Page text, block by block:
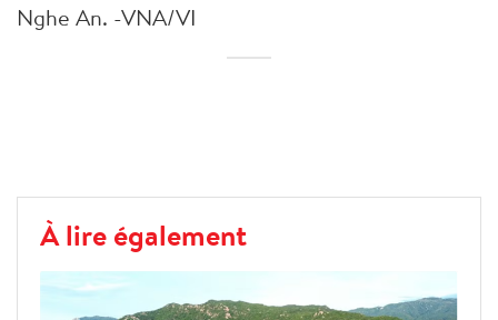
Nghe An. -VNA/VI
À lire également